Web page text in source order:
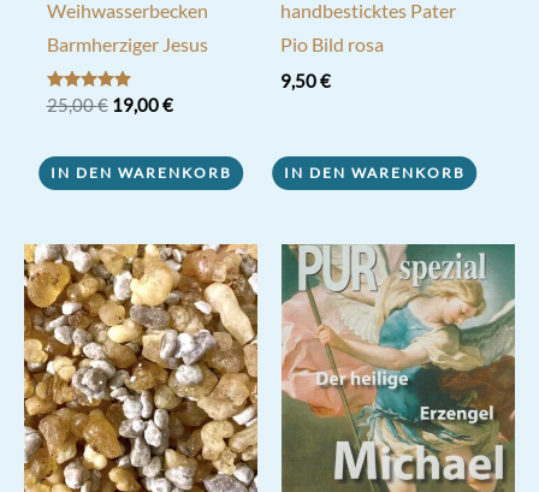
Weihwasserbecken
Barmherziger Jesus
Bewertet mit
5.00
25,00€ Ursprünglicher
25,00 €
19,00€Aktueller
19,00 €.
IN DEN WARENKORB
handbesticktes Pater
Pio Bild rosa
9,50€
IN DEN WARENKORB